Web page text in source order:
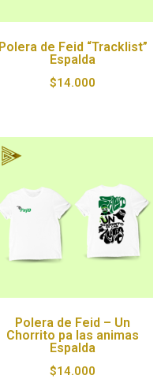
Polera de Feid “Tracklist”
Espalda
$14.000
Polera de Feid – Un
Chorrito pa las animas
Espalda
$14.000